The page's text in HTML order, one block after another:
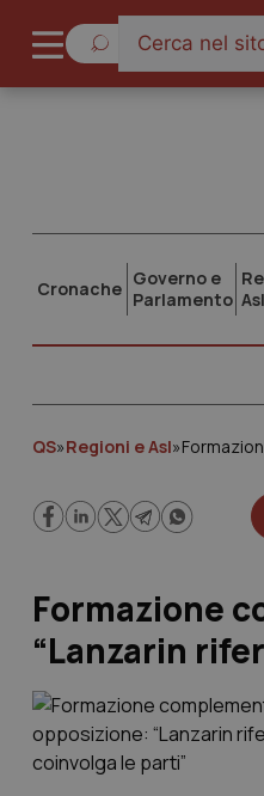
Cronache Governo e
Parlamento Asl
QS»Regioni e Asl»
Formazione
“Lanzarin